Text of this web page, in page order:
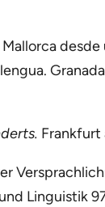
Frankfurt
Linguistik